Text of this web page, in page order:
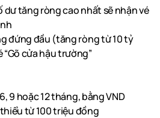
dư tăng ròng cao nhất sẽ nhận vé
đứng đầu (tăng ròng từ 10 tỷ
cửa hậu trường”
9 hoặc 12 tháng, bằng VND
từ 100 triệu đồng